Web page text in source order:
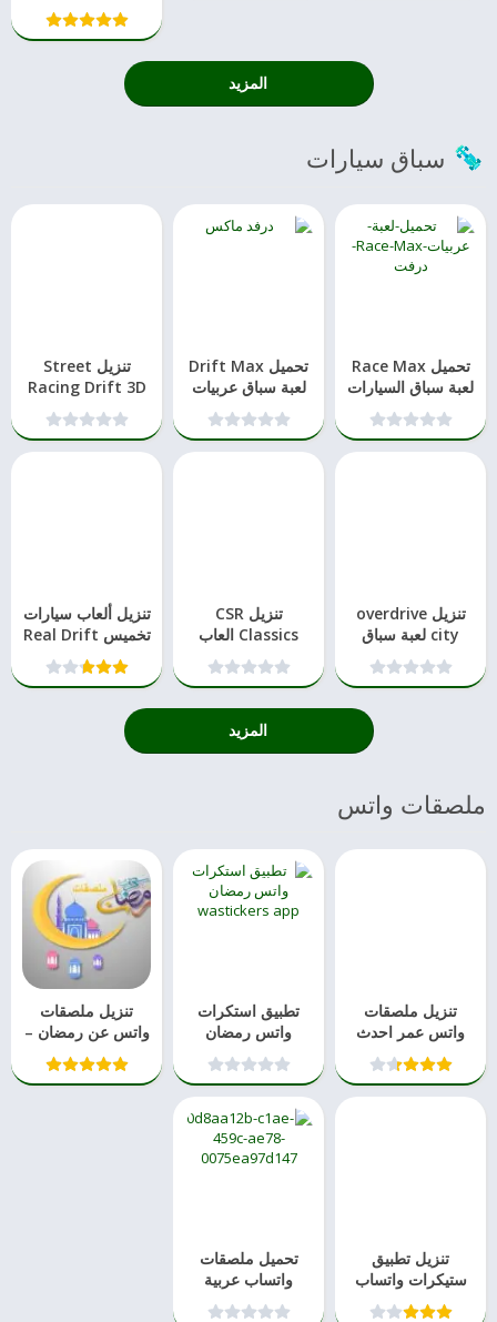
المزيد
سباق سيارات
تحميل Race Max
لعبة سباق السيارات
تحميل Drift Max
لعبة سباق عربيات
تنزيل Street
Racing Drift 3D
احدث العاب
السيارات
تنزيل overdrive
city لعبة سباق
السيارات
تنزيل CSR
Classics العاب
عربيات ملاكي
تنزيل ألعاب سيارات
تخميس Real Drift
Max Car Racing
المزيد
ملصقات واتس
تنزيل ملصقات
واتس عمر احدث
نسخه
تطبيق استكرات
واتس رمضان
wasticker احدث
نسخه
تنزيل ملصقات
واتس عن رمضان –
Ramadan
WAStic
تنزيل تطبيق
ستيكرات واتساب
جاهزة احدث نسخه
تحميل ملصقات
واتساب عربية
احترافية احدث